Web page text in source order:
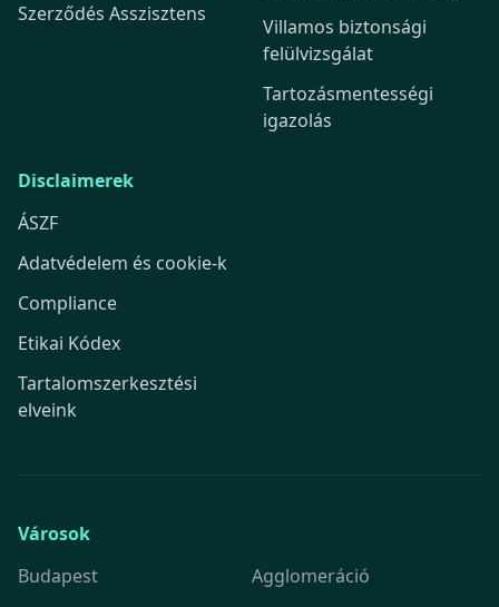
Szerződés Asszisztens
Villamos biztonsági
felülvizsgálat
Tartozásmentességi
igazolás
Disclaimerek
ÁSZF
Adatvédelem és cookie-k
Compliance
Etikai Kódex
Tartalomszerkesztési
elveink
Városok
Budapest
Agglomeráció